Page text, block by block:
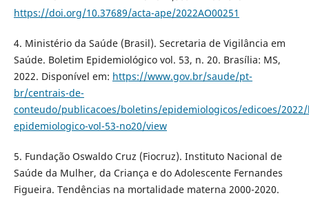
https://doi.org/10.37689/acta-ape/2022AO00251
4. Ministério da Saúde (Brasil). Secretaria de Vigilância em
Saúde. Boletim Epidemiológico vol. 53, n. 20. Brasília: MS,
2022. Disponível em: https://www.gov.br/saude/pt-
br/centrais-de-
conteudo/publicacoes/boletins/epidemiologicos/edicoes/
epidemiologico-vol-53-no20/view
5. Fundação Oswaldo Cruz (Fiocruz). Instituto Nacional de
Saúde da Mulher, da Criança e do Adolescente Fernandes
Figueira. Tendências na mortalidade materna 2000-2020.